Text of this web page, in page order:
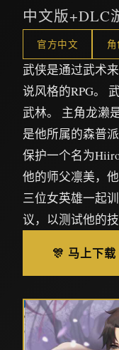
中文版+DLC
官方中文
武侠是通过武术
说风格的RPG。
武林。 主角龙濑
是他所属的森普
保护一个名为
他的师父凛美，
三位女英雄一起
议，以测试他的技
🎊 马上下载